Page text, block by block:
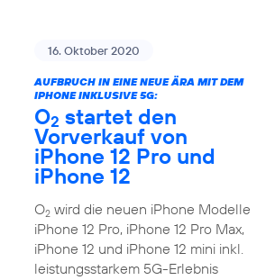
16. Oktober 2020
AUFBRUCH IN EINE NEUE ÄRA MIT DEM
IPHONE INKLUSIVE 5G:
O2 startet den
Vorverkauf von
iPhone 12 Pro und
iPhone 12
O2wird die neuen iPhone Modelle
iPhone 12 Pro, iPhone 12 Pro Max,
iPhone 12 und iPhone 12 mini inkl.
leistungsstarkem 5G-Erlebnis